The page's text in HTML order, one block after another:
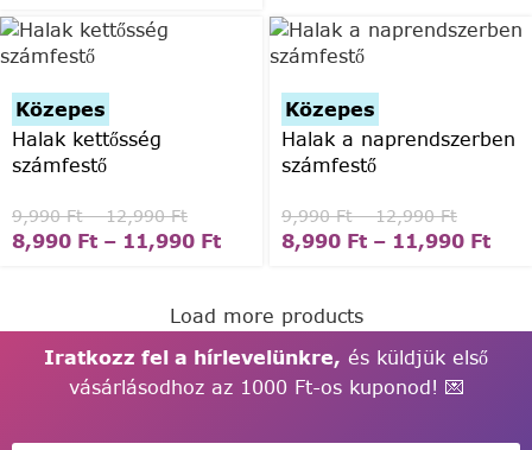
Közepes
Halak kettősség
számfestő
9,990Ft – 12,990Ft
8,990 Ft – 11,990 Ft
Közepes
Halak a naprendszerben
számfestő
9,990Ft – 12,990Ft
8,990 Ft – 11,990 Ft
Load more products
Iratkozz fel a hírlevelünkre, és küldjük első
vásárlásodhoz az 1000 Ft-os kuponod! 💌